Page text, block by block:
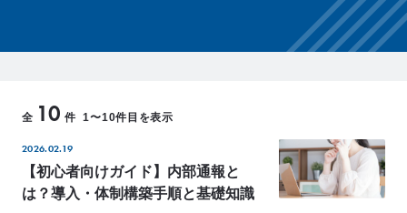
g
y
扱
域
全 10 件 1〜10件目を表示
2026.02.19
【初心者向けガイド】内部通報と
は？導入・体制構築手順と基礎知識